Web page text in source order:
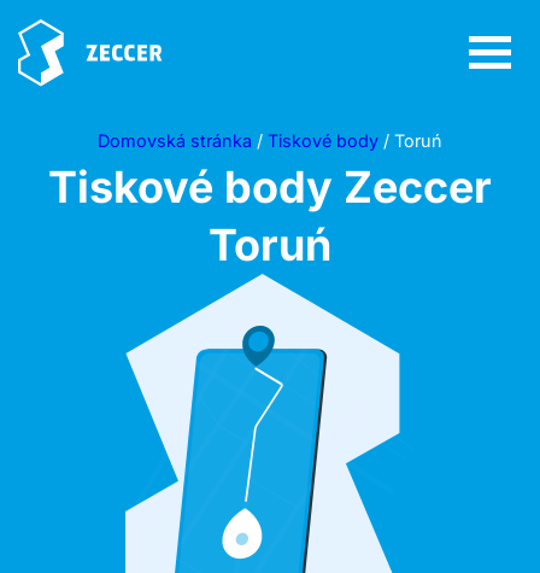
Domovská stránka / Tiskové body / Toruń
Tiskové body Zeccer
Toruń